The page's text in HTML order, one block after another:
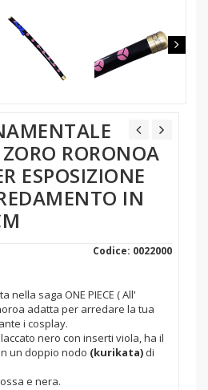
RORONOA
ESPOSIZIONE
IN
Codice: 0022000
saga ONE PIECE ( All'
adatta per arredare la tua
i cosplay.
nero con inserti viola, ha il
un doppio nodo (kurikata) di
e nera.